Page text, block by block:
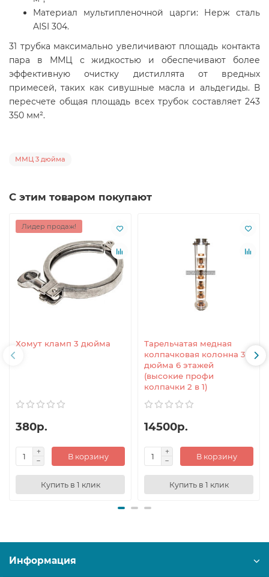
Материал мультипленочной царги: Нерж сталь
AISI 304.
31 трубка максимально увеличивают площадь контакта
пара в ММЦ с жидкостью и обеспечивают более
эффективную очистку дистиллята от вредных
примесей, таких как сивушные масла и альдегиды. В
пересчете общая площадь всех трубок составляет 243
350 мм².
ММЦ 3 дюйма
С этим товаром покупают
Лидер продаж!
Хомут кламп 3 дюйма
380р.
В корзину
Купить в 1 клик
Тарельчатая медная
колпачковая колонна 3
дюйма 6 этажей
(высокие профи
колпачки 2 в 1)
14500р.
В корзину
Купить в 1 клик
Информация